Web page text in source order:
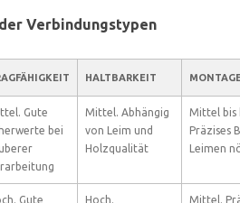
Verbindungstypen
HALTBARKEIT
Gute
bei
Mittel. Abhängig
von Leim und
Holzqualität
Mittel bis
Präzises
Leimen
Gute
Hoch.
Mittel.